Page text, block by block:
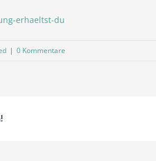
erhaeltst-du
| 0 Kommentare